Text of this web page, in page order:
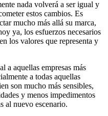
nada volverá a ser igual y
estos cambios. Es
mucho más allá su marca,
ya, los esfuerzos necesarios
los valores que representa y
a aquellas empresas más
a todas aquellas
son mucho más sensibles,
y menos impedimentos
al nuevo escenario.